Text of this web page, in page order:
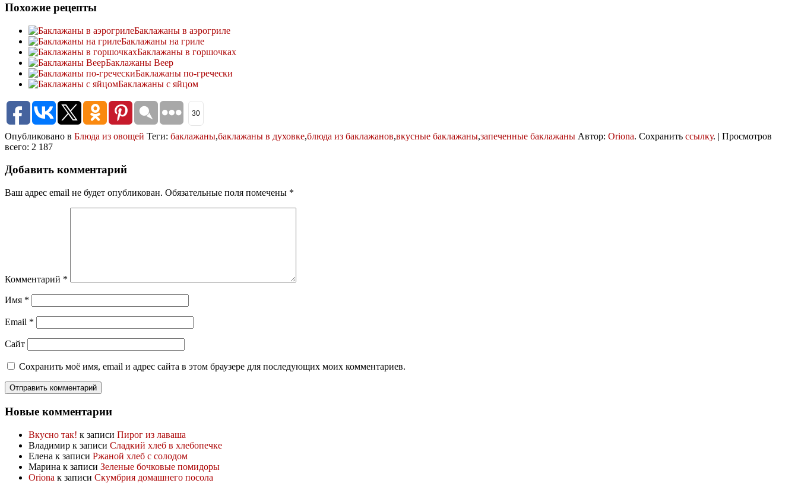
Похожие рецепты
Баклажаны в аэрогриле
Баклажаны на гриле
Баклажаны в горшочках
Баклажаны Веер
Баклажаны по-гречески
Баклажаны с яйцом
30
Опубликовано в Блюда из овощей Теги: баклажаны,баклажаны в духовке,блюда из баклажанов,вкусные баклажаны,запеченные баклажаны Автор: Oriona. Сохранить ссылку. | Просмотров
всего: 2 187
Добавить комментарий
Ваш адрес email не будет опубликован. Обязательные поля помечены *
Комментарий *
Имя *
Email *
Сайт
Сохранить моё имя, email и адрес сайта в этом браузере для последующих моих комментариев.
Новые комментарии
Вкусно так! к записи Пирог из лаваша
Владимир к записи Сладкий хлеб в хлебопечке
Елена к записи Ржаной хлеб с солодом
Марина к записи Зеленые бочковые помидоры
Oriona к записи Скумбрия домашнего посола